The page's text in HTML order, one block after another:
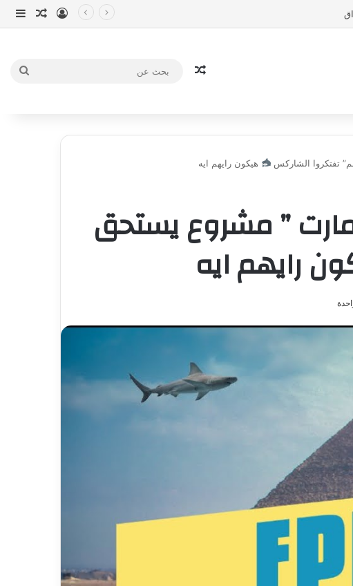
تسجيلمقال
مقال عشوائي
بحث
تفتكروا الشاركس هيكون رايهم ايه
” مشروع يستحق
رايهم ايه